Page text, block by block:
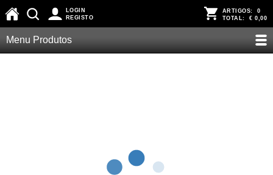
LOGIN
REGISTO
ARTIGOS: 0
TOTAL: € 0,00
Menu Produtos